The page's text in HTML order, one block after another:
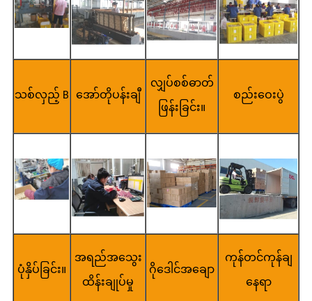
သစ်လှည့် B အော်တိုပန်းချီ
လျှပ်စစ်ဓာတ်
ဖြန်းခြင်း။
စည်းဝေးပွဲ
ပုံနှိပ်ခြင်း။
အရည်အသွေး
ထိန်းချုပ်မှု
ဂိုဒေါင်အချော
ကုန်တင်ကုန်ချ
နေရာ